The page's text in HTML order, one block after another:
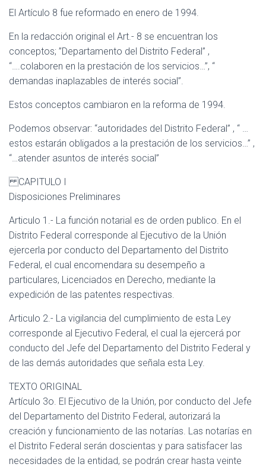
El Artículo 8 fue reformado en enero de 1994.
En la redacción original el Art.- 8 se encuentran los
conceptos; ”Departamento del Distrito Federal” ,
“….colaboren en la prestación de los servicios…”, “
demandas inaplazables de interés social”.
Estos conceptos cambiaron en la reforma de 1994.
Podemos observar: “autoridades del Distrito Federal” , “ …
estos estarán obligados a la prestación de los servicios…” ,
“…atender asuntos de interés social”
CAPITULO I
Disposiciones Preliminares
Articulo 1.- La función notarial es de orden publico. En el
Distrito Federal corresponde al Ejecutivo de la Unión
ejercerla por conducto del Departamento del Distrito
Federal, el cual encomendara su desempeño a
particulares, Licenciados en Derecho, mediante la
expedición de las patentes respectivas.
Articulo 2.- La vigilancia del cumplimiento de esta Ley
corresponde al Ejecutivo Federal, el cual la ejercerá por
conducto del Jefe del Departamento del Distrito Federal y
de las demás autoridades que señala esta Ley.
TEXTO ORIGINAL
Artículo 3o. El Ejecutivo de la Unión, por conducto del Jefe
del Departamento del Distrito Federal, autorizará la
creación y funcionamiento de las notarías. Las notarías en
el Distrito Federal serán doscientas y para satisfacer las
necesidades de la entidad, se podrán crear hasta veinte